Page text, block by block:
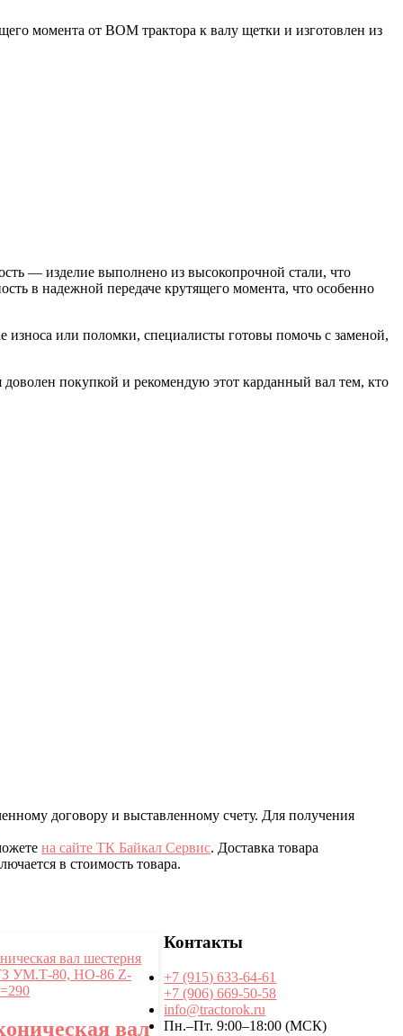
момента от ВОМ трактора к валу щетки и изготовлен из
— изделие выполнено из высокопрочной стали, что
в надежной передаче крутящего момента, что особенно
или поломки, специалисты готовы помочь с заменой,
покупкой и рекомендую этот карданный вал тем, кто
договору и выставленному счету. Для получения
на сайте ТК Байкал Сервис. Доставка товара
в стоимость товара.
вал
Контакты
+7 (915) 633-64-61
+7 (906) 669-50-58
info@tractorok.ru
Пн.–Пт. 9:00–18:00 (МСК)